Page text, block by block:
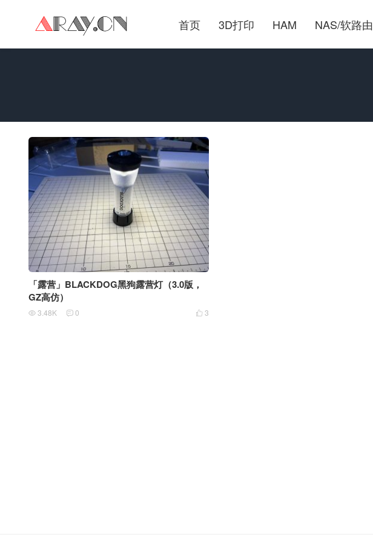
首页 3D打印 HAM NAS/软路由
「露营」BLACKDOG黑狗露营灯（3.0版，
GZ高仿）
 3
 3.48K  0